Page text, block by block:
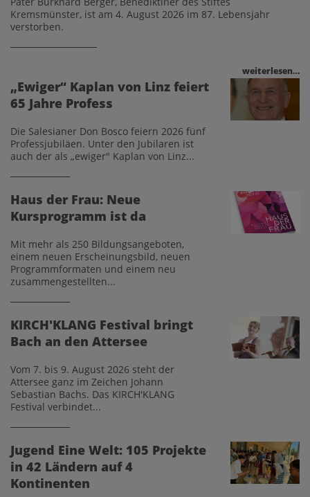
Kremsmünster, ist am 4. August 2026 im 87. Lebensjahr
verstorben.
weiterlesen…
„Ewiger“ Kaplan von Linz feiert
65 Jahre Profess
Die Salesianer Don Bosco feiern 2026 fünf
Professjubiläen. Unter den Jubilaren ist
auch der als „ewiger" Kaplan von Linz...
Haus der Frau: Neue
Kursprogramm ist da
Mit mehr als 250 Bildungsangeboten,
einem neuen Erscheinungsbild, neuen
Programmformaten und einem neu
zusammengestellten...
KIRCH'KLANG Festival bringt
Bach an den Attersee
Vom 7. bis 9. August 2026 steht der
Attersee ganz im Zeichen Johann
Sebastian Bachs. Das KIRCH'KLANG
Festival verbindet...
Jugend Eine Welt: 105 Projekte
in 42 Ländern auf 4
Kontinenten